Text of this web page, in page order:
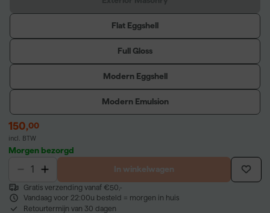
Flat Eggshell
Full Gloss
Modern Eggshell
Modern Emulsion
150,00
incl. BTW
Morgen bezorgd
In winkelwagen
Gratis verzending vanaf €50,-
Vandaag voor 22:00u besteld = morgen in huis
Retourtermijn van 30 dagen